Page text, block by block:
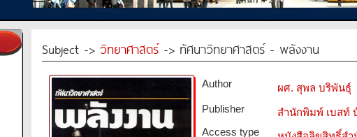
Subject -> วิทยาศาสตร์-> ทัศนาวิทยาศาสตร์ - พลังงาน
Author
ผศ. สุพล บริพันธุ์
Publisher
สำนักพิมพ์ เบสท์
Access type­